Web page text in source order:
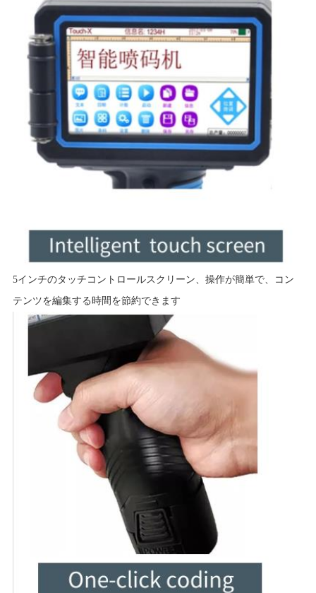
5インチのタッチコントロールスクリーン、操作が簡単で、コン
テンツを編集する時間を節約できます